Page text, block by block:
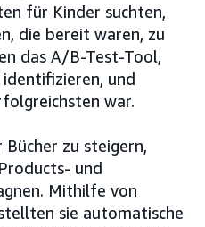
für Kinder suchten,
die bereit waren, zu
das A/B-Test-Tool,
und
war.
Bücher zu steigern,
und
Mithilfe von
sie automatische